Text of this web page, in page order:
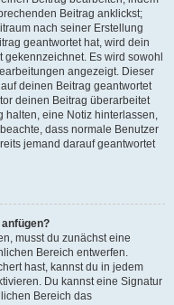
Beitrag anklickst;
nach seiner Erstellung
geantwortet hat, wird dein
Es wird sowohl
angezeigt. Dieser
deinen Beitrag geantwortet
deinen Beitrag überarbeitet
halten, eine Notiz hinterlassen,
dass normale Benutzer
jemand darauf geantwortet
musst du zunächst eine
Bereich entwerfen.
hast, kannst du in jedem
Du kannst eine Signatur
Bereich das